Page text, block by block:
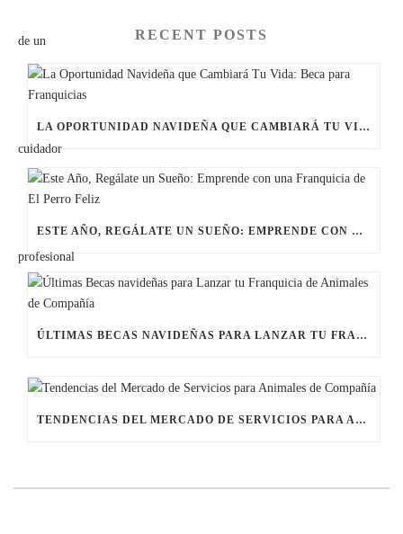
RECENT POSTS
LA OPORTUNIDAD NAVIDEÑA QUE CAMBIARÁ TU VIDA: BECA PARA FRANQUICIAS
ESTE AÑO, REGÁLATE UN SUEÑO: EMPRENDE CON UNA FRANQUICIA DE EL PERRO FELIZ
ÚLTIMAS BECAS NAVIDEÑAS PARA LANZAR TU FRANQUICIA DE ANIMALES DE COMPAÑÍA
TENDENCIAS DEL MERCADO DE SERVICIOS PARA ANIMALES DE COMPAÑÍA